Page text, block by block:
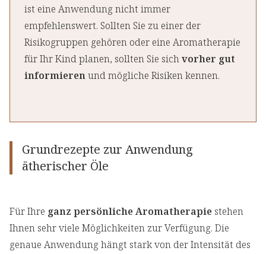
ist eine Anwendung nicht immer
empfehlenswert. Sollten Sie zu einer der
Risikogruppen gehören oder eine Aromatherapie
für Ihr Kind planen, sollten Sie sichvorher gut
informierenund mögliche Risiken kennen.
Grundrezepte zur Anwendung
ätherischer Öle
Für Ihre ganz persönliche Aromatherapie stehen
Ihnen sehr viele Möglichkeiten zur Verfügung. Die
genaue Anwendung hängt stark von der Intensität des